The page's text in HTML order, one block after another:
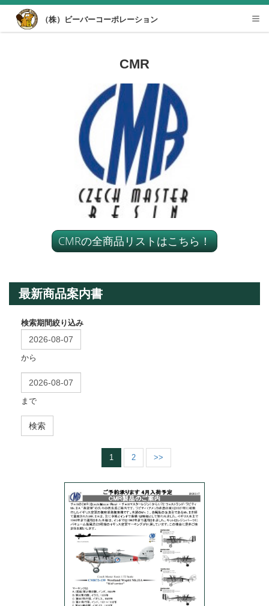
Desktop View
（株）ビーバーコーポレーション
CMR
CMRの全商品リストはこちら！
最新商品案内書
検索期間絞り込み
から
まで
検索
1 2 >>